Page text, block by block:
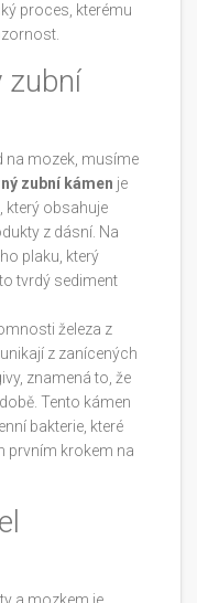
proces, kterému
zubní
na mozek, musíme
zubní kámen je
který obsahuje
z dásní. Na
plaku, který
tvrdý sediment
železa z
z zanícených
znamená to, že
Tento kámen
bakterie, které
prvním krokem na